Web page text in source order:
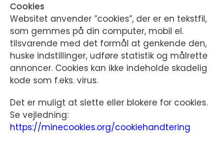
Cookies
Websitet anvender ”cookies”, der er en tekstfil,
som gemmes på din computer, mobil el.
tilsvarende med det formål at genkende den,
huske indstillinger, udføre statistik og målrette
annoncer. Cookies kan ikke indeholde skadelig
kode som f.eks. virus.
Det er muligt at slette eller blokere for cookies.
Se vejledning:
https://minecookies.org/cookiehandtering